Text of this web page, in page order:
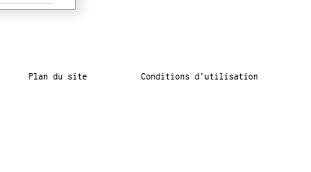
Plan du site Conditions d’utilisation